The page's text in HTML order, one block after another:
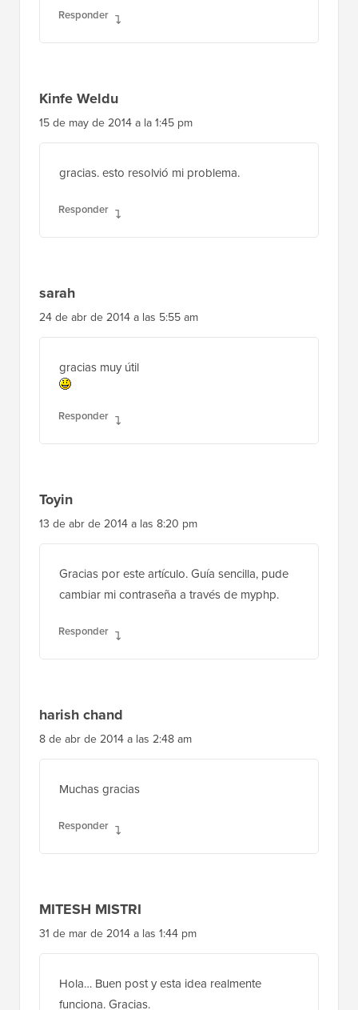
Responder
Kinfe Weldu
15 de may de 2014 a la 1:45 pm
gracias. esto resolvió mi problema.
Responder
sarah
24 de abr de 2014 a las 5:55 am
gracias muy útil
Responder
Toyin
13 de abr de 2014 a las 8:20 pm
Gracias por este artículo. Guía sencilla, pude
cambiar mi contraseña a través de myphp.
Responder
harish chand
8 de abr de 2014 a las 2:48 am
Muchas gracias
Responder
MITESH MISTRI
31 de mar de 2014 a las 1:44 pm
Hola… Buen post y esta idea realmente
funciona. Gracias.